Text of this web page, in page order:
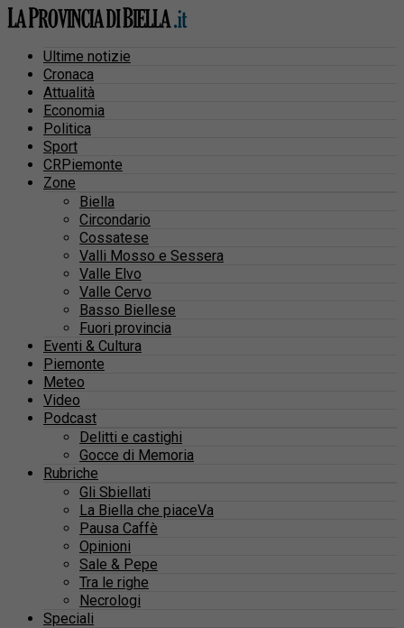
Ultime notizie
Cronaca
Attualità
Economia
Politica
Sport
CRPiemonte
Zone
Biella
Circondario
Cossatese
Valli Mosso e Sessera
Valle Elvo
Valle Cervo
Basso Biellese
Fuori provincia
Eventi & Cultura
Piemonte
Meteo
Video
Podcast
Delitti e castighi
Gocce di Memoria
Rubriche
Gli Sbiellati
La Biella che piaceVa
Pausa Caffè
Opinioni
Sale & Pepe
Tra le righe
Necrologi
Speciali